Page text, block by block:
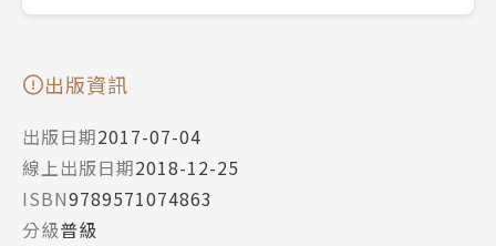
出版資訊
出版日期2017-07-04
線上出版日期2018-12-25
ISBN9789571074863
分級普級